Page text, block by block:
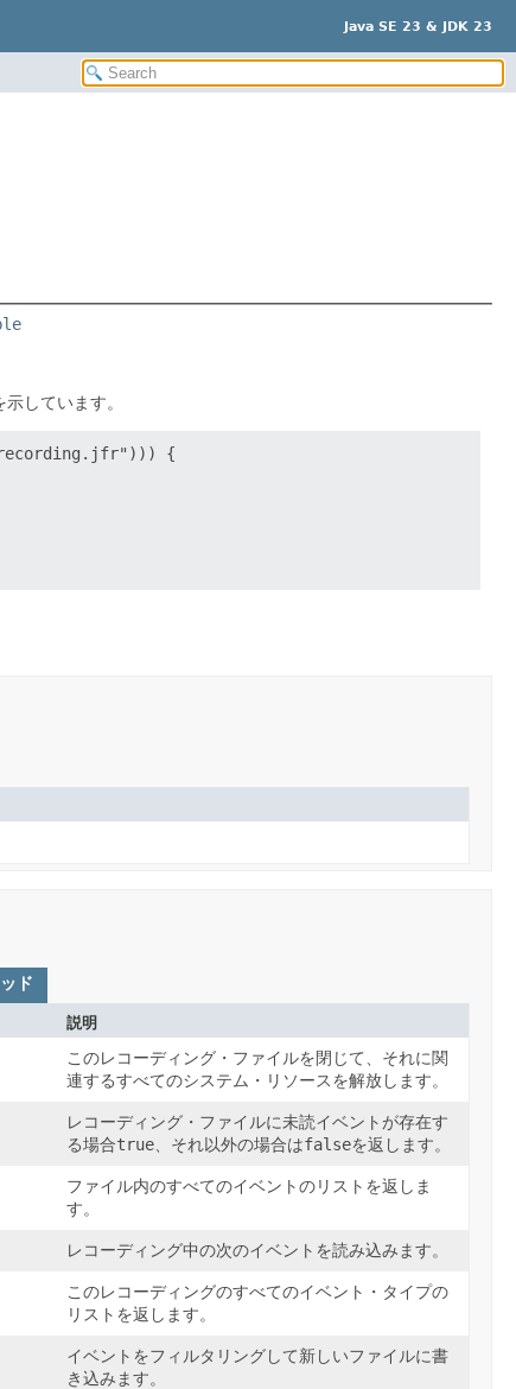
Java SE 23 & JDK 23
しています。
{
ド
説明
このレコーディング・ファイルを閉じて、それに関
連するすべてのシステム・リソースを解放します。
レコーディング・ファイルに未読イベントが存在す
る場合true 、それ以外の場合はfalseを返します。
ファイル内のすべてのイベントのリストを返しま
す。
レコーディング中の次のイベントを読み込みます。
このレコーディングのすべてのイベント・タイプの
リストを返します。
イベントをフィルタリングして新しいファイルに書
き込みます。